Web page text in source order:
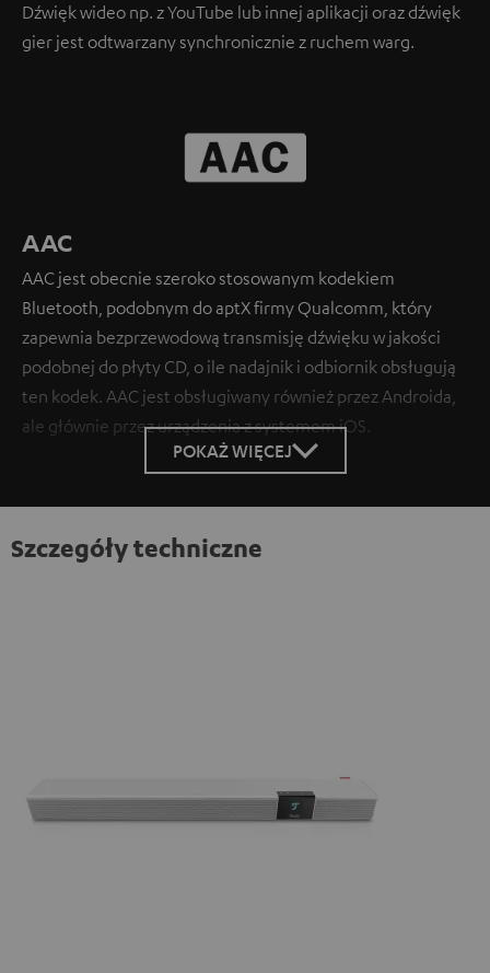
Dźwięk wideo np. z YouTube lub innej aplikacji oraz dźwięk
gier jest odtwarzany synchronicznie z ruchem warg.
AAC
AAC jest obecnie szeroko stosowanym kodekiem
Bluetooth, podobnym do aptX firmy Qualcomm, który
zapewnia bezprzewodową transmisję dźwięku w jakości
podobnej do płyty CD, o ile nadajnik i odbiornik obsługują
ten kodek. AAC jest obsługiwany również przez Androida,
ale głównie przez urządzenia z systemem iOS.
POKAŻ WIĘCEJ
Szczegóły techniczne